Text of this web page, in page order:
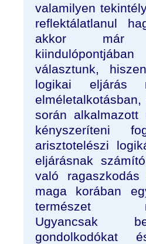
valamilyen
reflektálatlanul
akkor
választunk,
logikai
során alkalmazott
kényszeríteni
arisztotelészi
eljárásnak
való
maga korában
természet
Ugyancsak
gondolkodókat